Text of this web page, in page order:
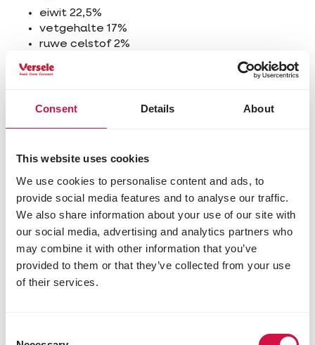
Consent Details About
This website uses cookies
We use cookies to personalise content and ads, to
provide social media features and to analyse our traffic.
We also share information about your use of our site with
our social media, advertising and analytics partners who
may combine it with other information that you’ve
provided to them or that they’ve collected from your use
of their services.
eiwit 22,5%
vetgehalte 17%
ruwe celstof 2%
calcium 1,2%
methionine 0,55%
tryptofaan 0,2%
Toevoegingsmiddelen/kg
Nutritionele toevoegingsmiddelen
vitamine A 9300 IE
vitamine D3 1125 IE
β-caroteen 5 mg
vitamine E 205 mg